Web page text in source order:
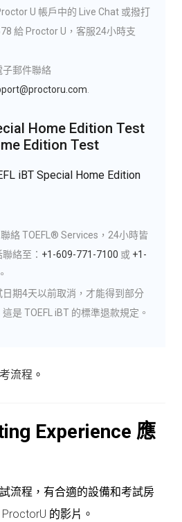
U 帳戶中的 Live Chat 或撥打
給 Proctor U，客服24小時支
子郵件聯絡
Home Edition Test
Edition Test
iBT Special Home Edition
聯絡 TOEFL® Services，24小時皆
絡至： +1-609-771-7100 或 +1-
。
期4天以前取消，才能得到部分
是 TOEFL iBT 的標準退款規定。
流程 。
Experience 應
流程，有合適的設備和考試房
ProctorU 的影片。